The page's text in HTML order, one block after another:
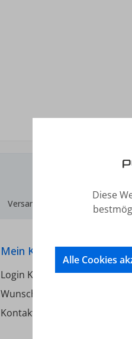
Versand innerhalb von 24h
Mein Konto
Login Kundenkonto
Wunschzettel
Kontakt
Diese
Alle Cookies